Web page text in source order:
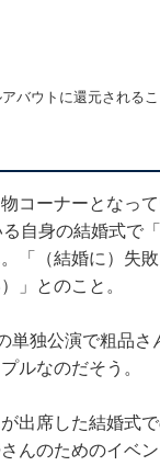
バウトに還元されるこ
コーナーとなっ
自身の結婚式で
「（結婚に）失敗
」とのこと。
単独公演で粗品さ
ルなのだそう。
出席した結婚式
んのためのイベン